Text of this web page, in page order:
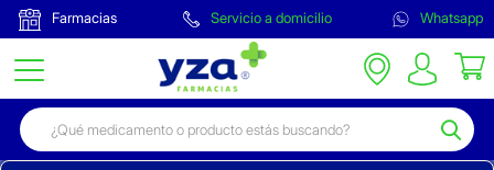
Farmacias Servicio a domicilio Whatsapp